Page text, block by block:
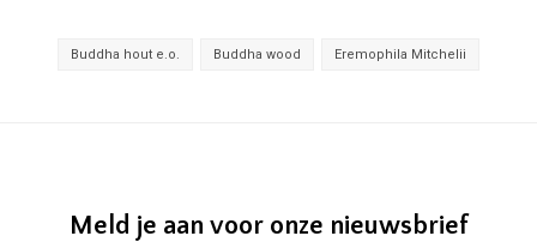
Buddha hout e.o. Buddha wood Eremophila Mitchelii
Meld je aan voor onze nieuwsbrief